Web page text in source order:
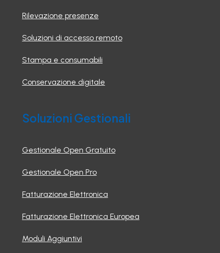
Rilevazione presenze
Soluzioni di accesso remoto
Stampa e consumabili
Conservazione digitale
Soluzioni Gestionali
Gestionale Open Gratuito
Gestionale Open Pro
Fatturazione Elettronica
Fatturazione Elettronica Europea
Moduli Aggiuntivi